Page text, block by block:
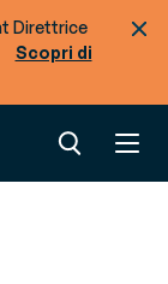
Direttrice
Scopri di